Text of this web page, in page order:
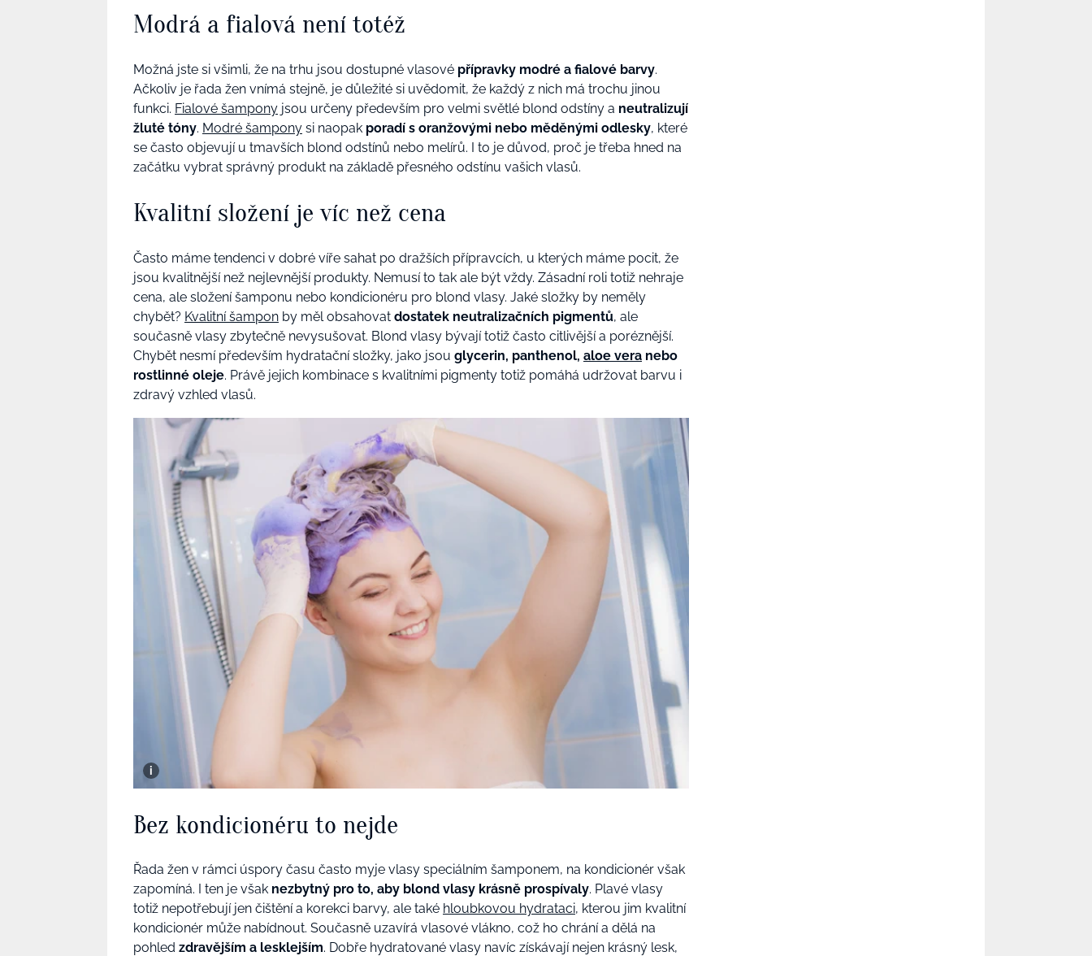
Modrá a fialová není totéž
Možná jste si všimli, že na trhu jsou dostupné vlasové přípravky modré a fialové barvy.
Ačkoliv je řada žen vnímá stejně, je důležité si uvědomit, že každý z nich má trochu jinou
funkci. Fialové šampony jsou určeny především pro velmi světlé blond odstíny a neutralizují
žluté tóny. Modré šampony si naopak poradí s oranžovými nebo měděnými odlesky, které
se často objevují u tmavších blond odstínů nebo melírů. I to je důvod, proč je třeba hned na
začátku vybrat správný produkt na základě přesného odstínu vašich vlasů.
Kvalitní složení je víc než cena
Často máme tendenci v dobré víře sahat po dražších přípravcích, u kterých máme pocit, že
jsou kvalitnější než nejlevnější produkty. Nemusí to tak ale být vždy. Zásadní roli totiž nehraje
cena, ale složení šamponu nebo kondicionéru pro blond vlasy. Jaké složky by neměly
chybět? Kvalitní šampon by měl obsahovat dostatek neutralizačních pigmentů, ale
současně vlasy zbytečně nevysušovat. Blond vlasy bývají totiž často citlivější a poréznější.
Chybět nesmí především hydratační složky, jako jsou glycerin, panthenol, aloe vera nebo
rostlinné oleje. Právě jejich kombinace s kvalitními pigmenty totiž pomáhá udržovat barvu i
zdravý vzhled vlasů.
Bez kondicionéru to nejde
Řada žen v rámci úspory času často myje vlasy speciálním šamponem, na kondicionér však
zapomíná. I ten je však nezbytný pro to, aby blond vlasy krásně prospívaly. Plavé vlasy
totiž nepotřebují jen čištění a korekci barvy, ale také hloubkovou hydrataci, kterou jim kvalitní
kondicionér může nabídnout. Současně uzavírá vlasové vlákno, což ho chrání a dělá na
pohled zdravějším a lesklejším. Dobře hydratované vlasy navíc získávají nejen krásný lesk,